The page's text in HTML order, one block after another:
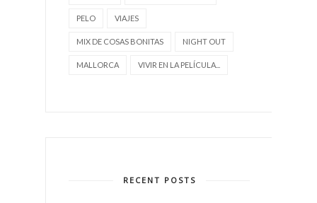
PELO VIAJES
MIX DE COSAS BONITAS NIGHT OUT
MALLORCA VIVIR EN LA PELÍCULA...
RECENT POSTS